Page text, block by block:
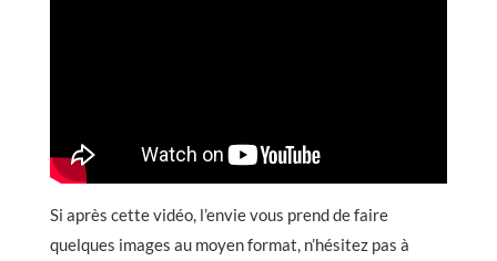
Si après cette vidéo, l’envie vous prend de faire
quelques images au moyen format, n’hésitez pas à